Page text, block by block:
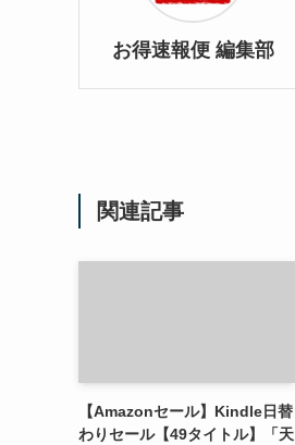
お得速報便 編集部
関連記事
【Amazonセール】Kindle日替
わりセール【49タイトル】「天